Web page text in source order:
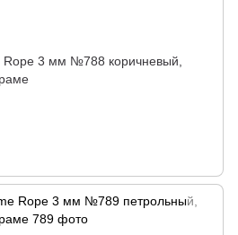
3 мм №788 коричневый,